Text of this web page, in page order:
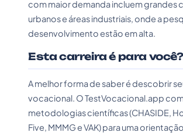
com maior demanda incluem grandes
urbanos e áreas industriais, onde a
desenvolvimento estão em alta.
Esta carreira é para você?
A melhor forma de saber é descobrir
vocacional. O TestVocacional.app
metodologias científicas (CHASIDE,
Five, MMMG e VAK) para uma orientação